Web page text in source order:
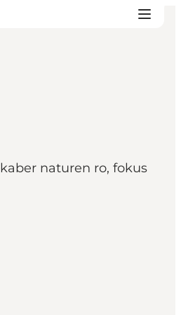
naturen ro, fokus